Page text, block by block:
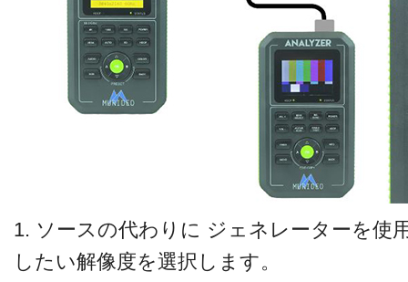
1. ソースの代わりに ジェネレーターを使
したい解像度を選択します。